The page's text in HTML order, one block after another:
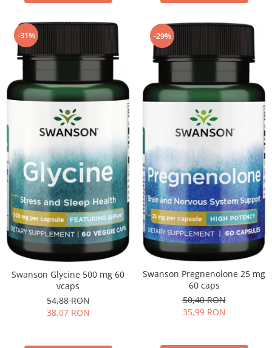
-31%
Swanson Glycine 500 mg 60
vcaps
54,88 RON
38,07 RON
-29%
Swanson Pregnenolone 25 mg
60 caps
50,40 RON
35,99 RON